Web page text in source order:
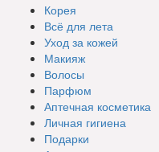
Корея
Всё для лета
Уход за кожей
Макияж
Волосы
Парфюм
Аптечная косметика
Личная гигиена
Подарки